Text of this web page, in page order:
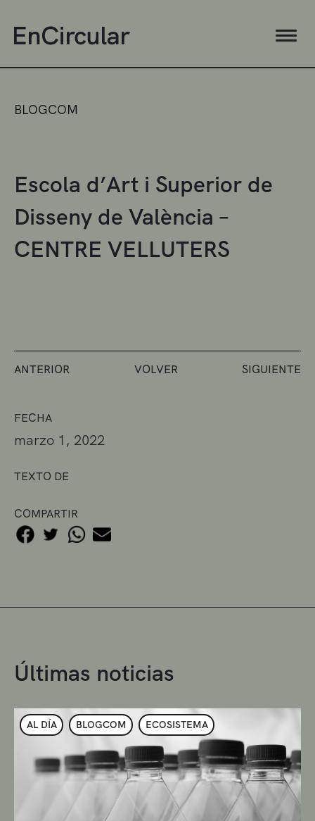
FECHA
marzo 1, 2022
TEXTO DE
COMPARTIR
BLOGCOM
Escola d’Art i Superior de
Disseny de València –
CENTRE VELLUTERS
ANTERIOR VOLVER SIGUIENTE
Últimas noticias
AL DÍA BLOGCOM ECOSISTEMA